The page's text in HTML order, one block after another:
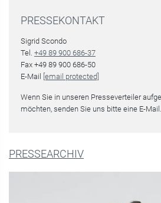
PRESSEKONTAKT
Sigrid Scondo
Tel. +49 89 900 686-37
Fax +49 89 900 686-50
E-Mail
[email protected]
Wenn Sie in unseren Presseverteiler
möchten, senden Sie uns bitte eine E-Mail.
PRESSEARCHIV